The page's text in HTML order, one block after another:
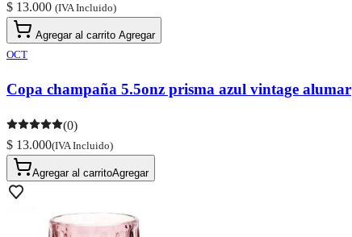
$ 13.000 (IVA Incluido)
Agregar al carrito Agregar
OCT
Copa champaña 5.5onz prisma azul vintage alumar
(0)
$ 13.000(IVA Incluido)
Agregar al carritoAgregar